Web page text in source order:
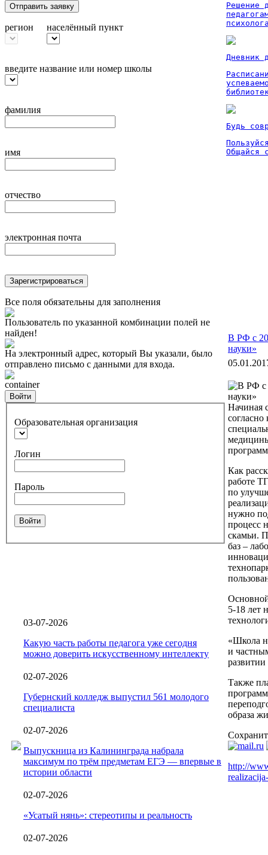
Отправить заявку
регион населённый пункт
введите название или номер школы
фамилия
имя
отчество
электронная почта
Зарегистрироваться
Все поля обязательны для заполнения
Пользователь по указанной комбинации полей не
найден!
На электронный адрес, который Вы указали, было
отправлено письмо с данными для входа.
container
Войти
Образовательная организация
Логин
Пароль
Войти
03-07-2026
Какую часть работы педагога уже сегодня
можно доверить искусственному интеллекту
02-07-2026
Губернский колледж выпустил 561 молодого
специалиста
02-07-2026
Выпускница из Калининграда набрала
максимум по трём предметам ЕГЭ — впервые в
истории области
02-07-2026
«Усатый нянь»: стереотипы и реальность
02-07-2026
Решение
Дневник
Будь
Общайся
В РФ с
науки»
Начиная
согласно
Как
работе
по
нужно
процесс
скамьи.
баз –
Основной
5-18 лет
«Школа
и
Также
образа
http://